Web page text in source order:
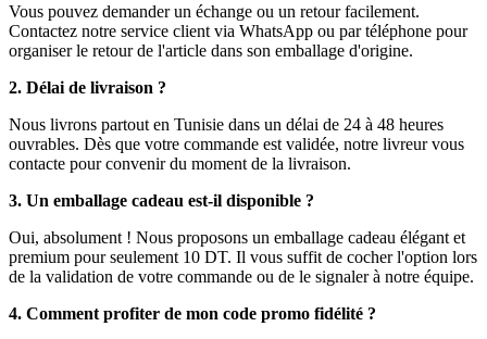
Vous pouvez demander un échange ou un retour facilement.
Contactez notre service client via WhatsApp ou par téléphone pour
organiser le retour de l'article dans son emballage d'origine.
2. Délai de livraison ?
Nous livrons partout en Tunisie dans un délai de 24 à 48 heures
ouvrables. Dès que votre commande est validée, notre livreur vous
contacte pour convenir du moment de la livraison.
3. Un emballage cadeau est-il disponible ?
Oui, absolument ! Nous proposons un emballage cadeau élégant et
premium pour seulement 10 DT. Il vous suffit de cocher l'option lors
de la validation de votre commande ou de le signaler à notre équipe.
4. Comment profiter de mon code promo fidélité ?